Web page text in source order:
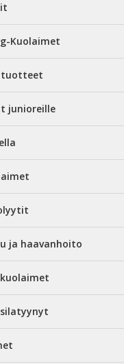
Kuolaimet
tuotteet
junioreille
ja haavanhoito